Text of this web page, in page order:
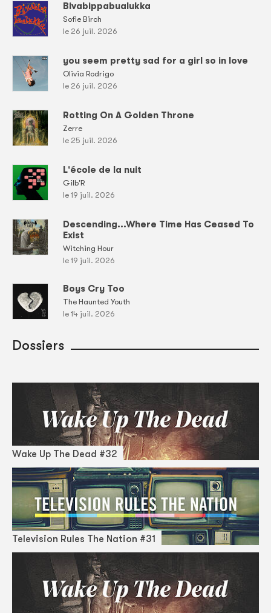
Bivabippabualukka
Sofie Birch
le 26 juil. 2026
you seem pretty sad for a girl so in love
Olivia Rodrigo
le 26 juil. 2026
Rotting On A Golden Throne
Zerre
le 25 juil. 2026
L'école de la nuit
Gilb'R
le 19 juil. 2026
Descending...Where Time Has Ceased To
Exist
Witching Hour
le 19 juil. 2026
Boys Cry Too
The Haunted Youth
le 14 juil. 2026
Dossiers
Wake Up The Dead #32
Television Rules The Nation #31